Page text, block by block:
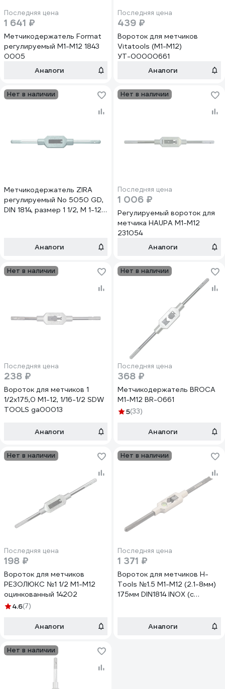
Последняя цена
1 641 ₽
Метчикодержатель Format
регулируемый М1-М12 1843
0005
Аналоги
Последняя цена
439 ₽
Вороток для метчиков
Vitatools (М1-М12)
УТ-00000661
Аналоги
Нет в наличии
Метчикодержатель ZIRA
регулируемый No 5050 GD,
DIN 1814, размер 1 1/2, M 1-12,
Аналоги
Нет в наличии
Последняя цена
1 006 ₽
Регулируемый вороток для
метчика HAUPA M1-M12
231054
Аналоги
Нет в наличии
Последняя цена
238 ₽
Вороток для метчиков 1
1/2x175,0 M1-12, 1/16-1/2 SDW
TOOLS ga00013
Аналоги
Нет в наличии
Последняя цена
368 ₽
Метчикодержатель BROCA
М1-М12 BR-0661
5(33)
Аналоги
Нет в наличии
Последняя цена
198 ₽
Вороток для метчиков
РЕЗОЛЮКС №1 1/2 М1-М12
оцинкованный 14202
4.6(7)
Аналоги
Нет в наличии
Последняя цена
1 371 ₽
Вороток для метчиков H-
Tools №1.5 M1-M12 (2.1-8мм)
175мм DIN1814 INOX (с
Аналоги
Нет в наличии